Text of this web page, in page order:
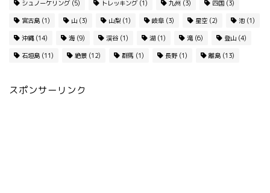
シュノーケリング (5) トレッキング (1) 九州 (3) 四国 (3)
宮古島 (1) 山 (3) 山梨 (1) 岐阜 (3) 星空 (2) 池 (1)
沖縄(14) 海 (9) 渓谷 (1) 湖 (1) 滝 (6) 登山 (4)
石垣島 (11) 絶景 (12) 群馬 (1) 長野 (1) 離島 (13)
スポンサーリンク